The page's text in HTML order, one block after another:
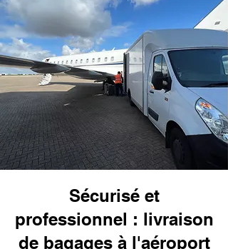
Sécurisé et
professionnel : livraison
de bagages à l'aéroport